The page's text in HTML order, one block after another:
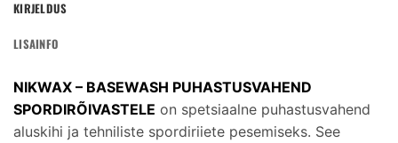
KIRJELDUS
LISAINFO
NIKWAX – BASEWASH PUHASTUSVAHEND
SPORDIRÕIVASTELE on spetsiaalne puhastusvahend
aluskihi ja tehniliste spordiriiete pesemiseks. See